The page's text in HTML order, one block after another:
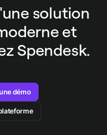
solution
et
Spendesk.
démo